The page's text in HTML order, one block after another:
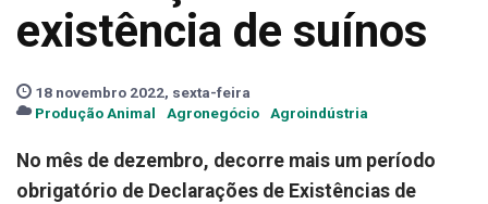
existência de suínos
18 novembro 2022, sexta-feira
Produção Animal
Agronegócio Agroindústria
No mês de dezembro, decorre mais um período
obrigatório de Declarações de Existências de